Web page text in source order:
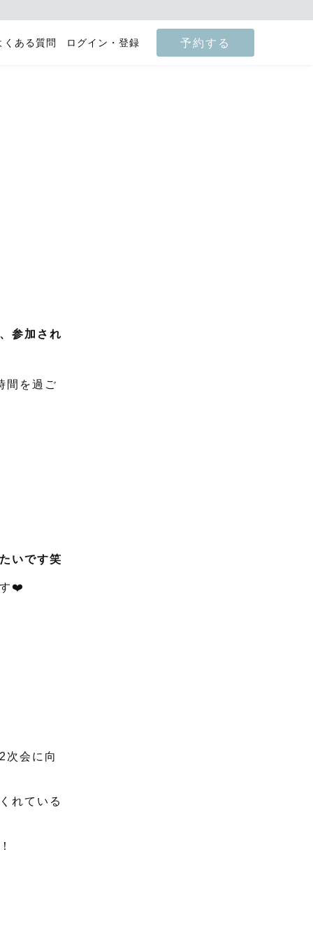
くある質問 ログイン・登録 予約する
参加され
間を過ご
いです笑
す❤️
次会に向
れている